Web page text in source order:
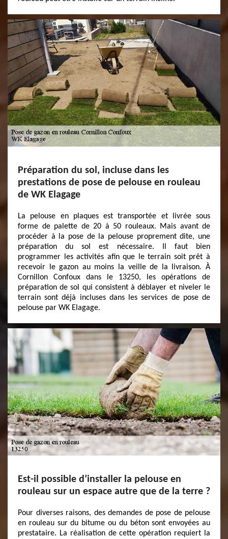
Préparation du sol, incluse dans les
prestations de pose de pelouse en rouleau
de WK Elagage
La pelouse en plaques est transportée et livrée sous
forme de palette de 20 à 50 rouleaux. Mais avant de
procéder à la pose de la pelouse proprement dite, une
préparation du sol est nécessaire. Il faut bien
programmer les activités afin que le terrain soit prêt à
recevoir le gazon au moins la veille de la livraison. À
Cornillon Confoux dans le 13250, les opérations de
préparation de sol qui consistent à déblayer et niveler le
terrain sont déjà incluses dans les services de pose de
pelouse par WK Elagage.
Est-il possible d’installer la pelouse en
rouleau sur un espace autre que de la terre ?
Pour diverses raisons, des demandes de pose de pelouse
en rouleau sur du bitume ou du béton sont envoyées au
prestataire. La réalisation de cette opération requiert la